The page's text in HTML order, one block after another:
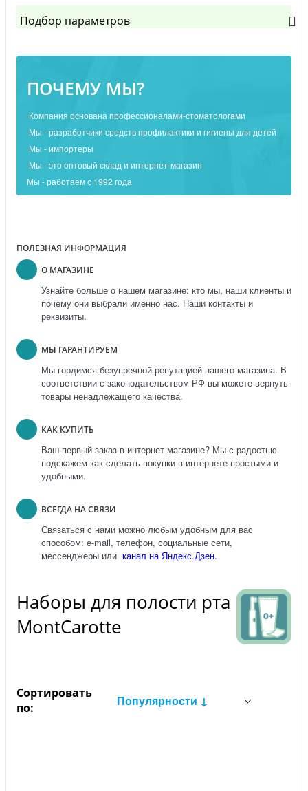
Подбор параметров
ПОЧЕМУ МЫ?
Компания основана профессионалами-стоматологами
Мы - разработчики средств профилактики и гигиены для детей
Мы - импортеры
Мы - это оптовый склад и интернет-магазин
Мы - работаем с 1992 года
ПОЛЕЗНАЯ ИНФОРМАЦИЯ
О МАГАЗИНЕ
Узнайте больше о нашем магазине: кто мы, наши клиенты и
почему они выбрали именно нас. Наши контакты и
реквизиты.
МЫ ГАРАНТИРУЕМ
Мы гордимся безупречной репутацией нашего магазина. В
соответствии с законодательством РФ вы можете вернуть
товары ненадлежащего качества.
КАК КУПИТЬ
Ваш первый заказ в интернет-магазине? Мы с радостью
подскажем как сделать покупки в интернете простыми и
удобными.
ВСЕГДА НА СВЯЗИ
Связаться с нами можно любым удобным для вас
способом: e-mail, телефон, социальные сети,
мессенджеры или канал на Яндекс.Дзен.
Наборы для полости рта
MontCarotte
Сортировать
по:
Популярности ↓